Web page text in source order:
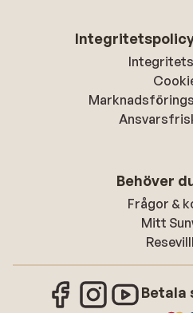
Behöver
Frågor &
Mitt
Betala